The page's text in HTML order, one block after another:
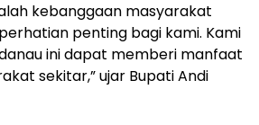
kebanggaan masyarakat
penting bagi kami. Kami
ini dapat memberi manfaat
sekitar,” ujar Bupati Andi